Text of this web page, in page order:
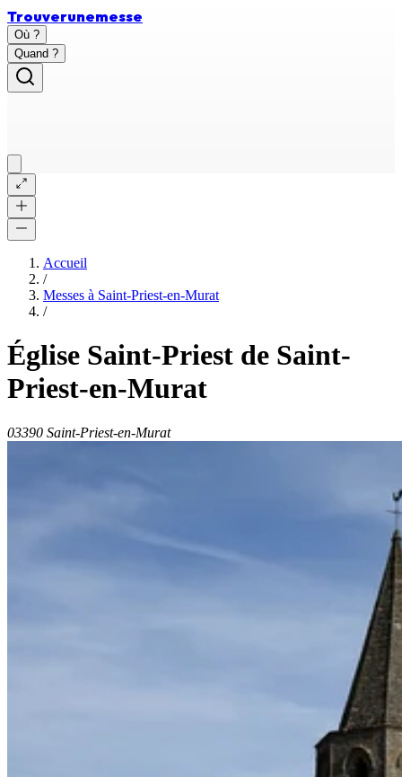
Trouverunemesse
Où ?
Quand ?
Accueil
/
Messes à Saint-Priest-en-Murat
/
Église Saint-Priest de Saint-
Priest-en-Murat
03390 Saint-Priest-en-Murat